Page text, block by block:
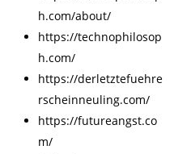
h.com/about/
https://technophilosop
h.com/
https://derletztefuehre
rscheinneuling.com/
https://futureangst.co
m/